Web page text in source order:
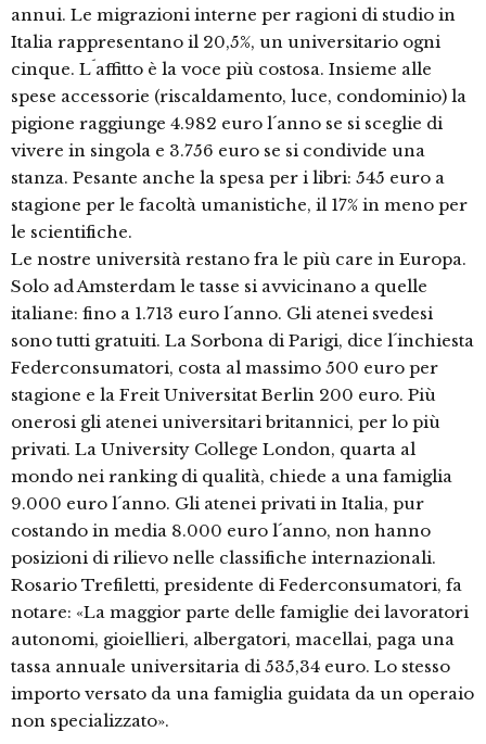
annui. Le migrazioni interne per ragioni di studio in
Italia rappresentano il 20,5%, un universitario ogni
cinque. L´affitto è la voce più costosa. Insieme alle
spese accessorie (riscaldamento, luce, condominio) la
pigione raggiunge 4.982 euro l´anno se si sceglie di
vivere in singola e 3.756 euro se si condivide una
stanza. Pesante anche la spesa per i libri: 545 euro a
stagione per le facoltà umanistiche, il 17% in meno per
le scientifiche.
Le nostre università restano fra le più care in Europa.
Solo ad Amsterdam le tasse si avvicinano a quelle
italiane: fino a 1.713 euro l´anno. Gli atenei svedesi
sono tutti gratuiti. La Sorbona di Parigi, dice l´inchiesta
Federconsumatori, costa al massimo 500 euro per
stagione e la Freit Universitat Berlin 200 euro. Più
onerosi gli atenei universitari britannici, per lo più
privati. La University College London, quarta al
mondo nei ranking di qualità, chiede a una famiglia
9.000 euro l´anno. Gli atenei privati in Italia, pur
costando in media 8.000 euro l´anno, non hanno
posizioni di rilievo nelle classifiche internazionali.
Rosario Trefiletti, presidente di Federconsumatori, fa
notare: «La maggior parte delle famiglie dei lavoratori
autonomi, gioiellieri, albergatori, macellai, paga una
tassa annuale universitaria di 535,34 euro. Lo stesso
importo versato da una famiglia guidata da un operaio
non specializzato».